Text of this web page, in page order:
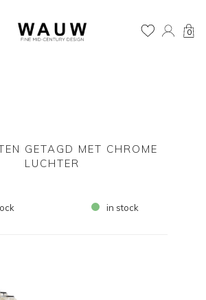
0
GETAGD MET CHROME
LUCHTER
in stock